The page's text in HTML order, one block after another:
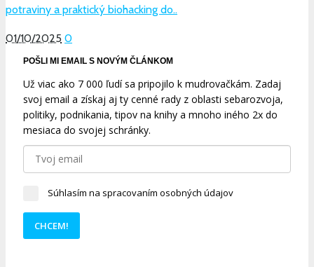
potraviny a praktický biohacking do..
01/10/2025 0
POŠLI MI EMAIL S NOVÝM ČLÁNKOM
Už viac ako 7 000 ľudí sa pripojilo k mudrovačkám. Zadaj
svoj email a získaj aj ty cenné rady z oblasti sebarozvoja,
politiky, podnikania, tipov na knihy a mnoho iného 2x do
mesiaca do svojej schránky.
Súhlasím na spracovaním osobných údajov
CHCEM!